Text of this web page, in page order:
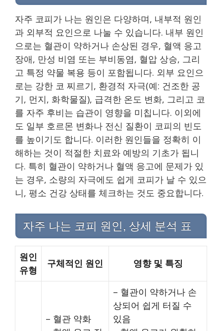
자주 코피가 나는 원인은 다양하며, 내부적 원인
과 외부적 요인으로 나눌 수 있습니다. 내부 원인
으로는 혈관이 약하거나 손상된 경우, 혈액 응고
장애, 만성 비염 또는 부비동염, 혈압 상승, 그리
고 특정 약물 복용 등이 포함됩니다. 외부 요인으
로는 강한 코 찌르기, 환경적 자극(예: 건조한 공
기, 먼지, 화학물질), 급격한 온도 변화, 그리고 코
를 자주 후비는 습관이 영향을 미칩니다. 이외에
도 일부 호르몬 변화나 전신 질환이 코피의 빈도
를 높이기도 합니다. 이러한 원인들을 정확히 이
해하는 것이 적절한 치료와 예방의 기초가 됩니
다. 특히 혈관이 약하거나 혈액 응고에 문제가 있
는 경우, 소량의 자극에도 쉽게 코피가 날 수 있으
니, 평소 건강 상태를 체크하는 것도 중요합니다.
자주 나는 코피 원인, 상세 분석 표
원인
유형
구체적인 원인 영향 및 특징
– 혈관 약화
– 혈관이 약하거나 손
상되어 쉽게 터질 수
있음